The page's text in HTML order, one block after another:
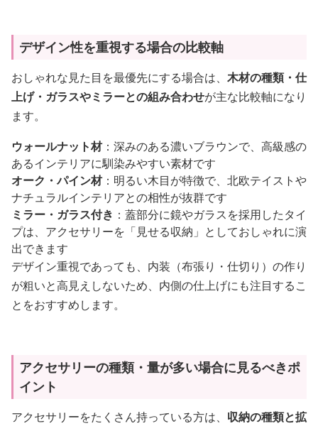
デザイン性を重視する場合の比較軸
おしゃれな見た目を最優先にする場合は、 木材の種類・仕
上げ・ガラスやミラーとの組み合わせが主な比較軸になり
ます。
ウォールナット材：深みのある濃いブラウンで、高級感の
あるインテリアに馴染みやすい素材です
オーク・パイン材：明るい木目が特徴で、北欧テイストや
ナチュラルインテリアとの相性が抜群です
ミラー・ガラス付き ：蓋部分に鏡やガラスを採用したタイ
プは、アクセサリーを「見せる収納」としておしゃれに演
出できます
デザイン重視であっても、内装（布張り・仕切り）の作り
が粗いと高見えしないため、内側の仕上げにも注目するこ
とをおすすめします。
アクセサリーの種類・量が多い場合に見るべきポ
イント
アクセサリーをたくさん持っている方は、 収納の種類と拡